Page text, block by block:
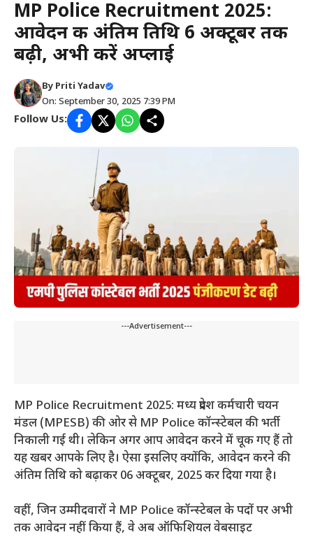
MP Police Recruitment 2025:
आवेदन की अंतिम तिथि 6 अक्टूबर तक
बढ़ी, अभी करें अप्लाई
By Priti Yadav
On: September 30, 2025 7:39 PM
Follow Us:
---Advertisement---
MP Police Recruitment 2025: मध्य प्रदेश कर्मचारी चयन
मंडल (MPESB) की ओर से MP Police कॉन्स्टेबल की भर्ती
निकाली गई थी। लेकिन अगर आप आवेदन करने में चूक गए हैं तो
यह खबर आपके लिए है। ऐसा इसलिए क्योंकि, आवेदन करने की
अंतिम तिथि को बढ़ाकर 06 अक्टूबर, 2025 कर दिया गया है।
वहीं, जिन उम्मीदवारों ने MP Police कॉन्स्टेबल के पदों पर अभी
तक आवेदन नहीं किया हैं, वे अब ऑफिशियल वेबसाइट